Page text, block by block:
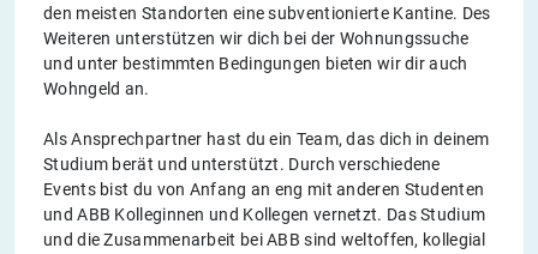
den meisten Standorten eine subventionierte Kantine. Des
Weiteren unterstützen wir dich bei der Wohnungssuche
und unter bestimmten Bedingungen bieten wir dir auch
Wohngeld an.
Als Ansprechpartner hast du ein Team, das dich in deinem
Studium berät und unterstützt. Durch verschiedene
Events bist du von Anfang an eng mit anderen Studenten
und ABB Kolleginnen und Kollegen vernetzt. Das Studium
und die Zusammenarbeit bei ABB sind weltoffen, kollegial